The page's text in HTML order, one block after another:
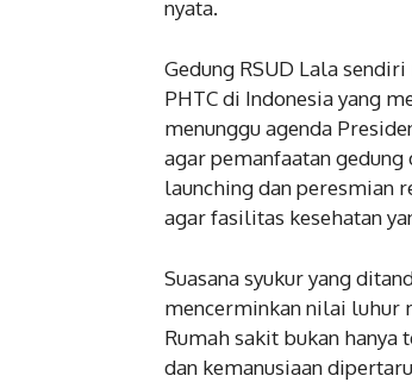
nyata.
Gedung RSUD Lala
PHTC di Indonesia yang
menunggu agenda
agar pemanfaatan
launching dan peresmian
agar fasilitas kesehatan
Suasana syukur yang
mencerminkan nilai luhur
Rumah sakit bukan
dan kemanusiaan